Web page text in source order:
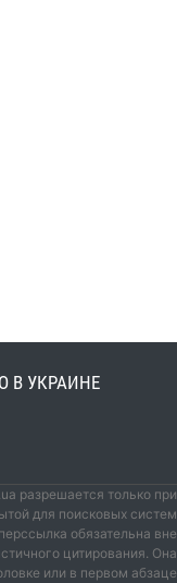
В УКРАИНЕ
разрешается только при
для поисковых систем
обязательна вне
цитирования. Она
или в первом абзаце